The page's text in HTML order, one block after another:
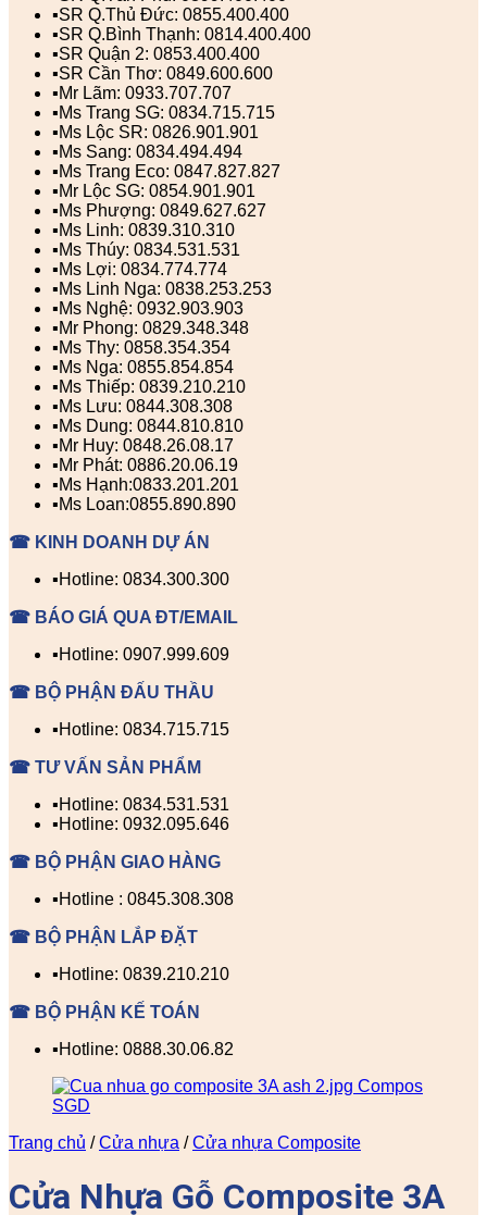
▪️SR Q.Thủ Đức: 0855.400.400
▪️SR Q.Bình Thạnh: 0814.400.400
▪️SR Quận 2: 0853.400.400
▪️SR Cần Thơ: 0849.600.600
▪️Mr Lãm: 0933.707.707
▪️Ms Trang SG: 0834.715.715
▪️Ms Lộc SR: 0826.901.901
▪️Ms Sang: 0834.494.494
▪️Ms Trang Eco: 0847.827.827
▪️Mr Lộc SG: 0854.901.901
▪️Ms Phượng: 0849.627.627
▪️Ms Linh: 0839.310.310
▪️Ms Thúy: 0834.531.531
▪️Ms Lợi: 0834.774.774
▪️Ms Linh Nga: 0838.253.253
▪️Ms Nghệ: 0932.903.903
▪️Mr Phong: 0829.348.348
▪️Ms Thy: 0858.354.354
▪️Ms Nga: 0855.854.854
▪️Ms Thiếp: 0839.210.210
▪️Ms Lưu: 0844.308.308
▪️Ms Dung: 0844.810.810
▪️Mr Huy: 0848.26.08.17
▪️Mr Phát: 0886.20.06.19
▪️Ms Hạnh:0833.201.201
▪️Ms Loan:0855.890.890
☎ KINH DOANH DỰ ÁN
▪️Hotline: 0834.300.300
☎ BÁO GIÁ QUA ĐT/EMAIL
▪️Hotline: 0907.999.609
☎ BỘ PHẬN ĐẤU THẦU
▪️Hotline: 0834.715.715
☎ TƯ VẤN SẢN PHẨM
▪️Hotline: 0834.531.531
▪️Hotline: 0932.095.646
☎ BỘ PHẬN GIAO HÀNG
▪️Hotline : 0845.308.308
☎ BỘ PHẬN LẮP ĐẶT
▪️Hotline: 0839.210.210
☎ BỘ PHẬN KẾ TOÁN
▪️Hotline: 0888.30.06.82
Trang chủ / Cửa nhựa / Cửa nhựa Composite
Cửa Nhựa Gỗ Composite 3A